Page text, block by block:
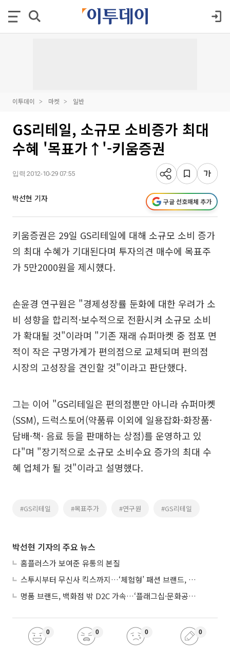
이투데이 마켓 일반
GS리테일, 소규모 소비증가 최대
수혜 '목표가↑'-키움증권
입력 2012-10-29 07:55
박선현 기자 구글 선호매체 추가
키움증권은 29일 GS리테일에 대해 소규모 소비 증가
의 최대 수혜가 기대된다며 투자의견 매수에 목표주
가 5만2000원을 제시했다.
손윤경 연구원은 "경제성장률 둔화에 대한 우려가 소
비 성향을 합리적·보수적으로 전환시켜 소규모 소비
가 확대될 것"이라며 "기존 재래 슈퍼마켓 중 점포 면
적이 작은 구멍가게가 편의점으로 교체되며 편의점
시장의 고성장을 견인할 것"이라고 판단했다.
그는 이어 "GS리테일은 편의점뿐만 아니라 슈퍼마켓
(SSM), 드럭스토어(약품류 이외에 일용잡화·화장품·
담배·책· 음료 등을 판매하는 상점)를 운영하고 있
다"며 "장기적으로 소규모 소비수요 증가의 최대 수
혜 업체가 될 것"이라고 설명했다.
#GS리테일 #목표주가 #연구원 #GS리테일
박선현 기자의 주요 뉴스
홈플러스가 보여준 유통의 본질
스투시부터 무신사 킥스까지…‘체험형’ 패션 브랜드, 잇단 제주행
명품 브랜드, 백화점 밖 D2C 가속…‘플래그십·문화공간’ 전략 눈길
0 0 0 0